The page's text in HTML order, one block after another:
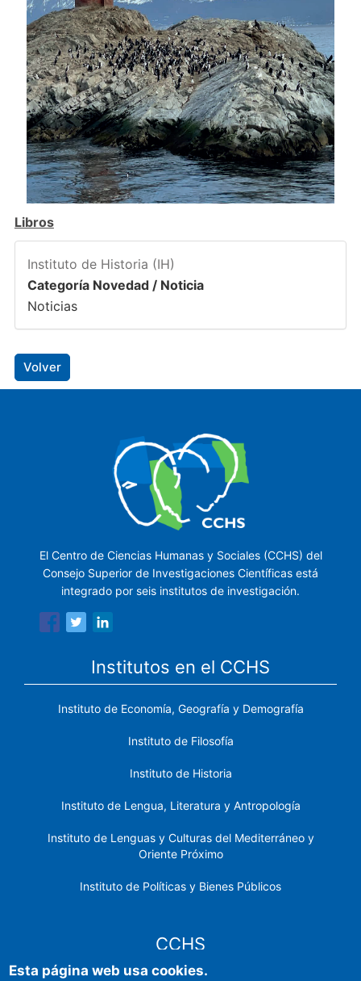
Libros
Instituto de Historia (IH)
Categoría Novedad / Noticia
Noticias
Volver
El Centro de Ciencias Humanas y Sociales (CCHS) del
Consejo Superior de Investigaciones Científicas está
integrado por seis institutos de investigación.
Institutos en el CCHS
Instituto de Economía, Geografía y Demografía
Instituto de Filosofía
Instituto de Historia
Instituto de Lengua, Literatura y Antropología
Instituto de Lenguas y Culturas del Mediterráneo y
Oriente Próximo
Instituto de Políticas y Bienes Públicos
CCHS
Esta página web usa cookies.